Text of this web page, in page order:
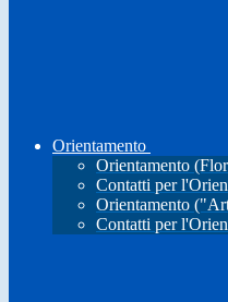
Orientamento
Orientamento
Contatti per
Orientamento
Contatti per